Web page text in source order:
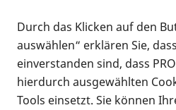
Durch das Klicken auf den
auswählen“ erklären Sie,
einverstanden sind, dass
hierdurch ausgewählten
Tools einsetzt. Sie können